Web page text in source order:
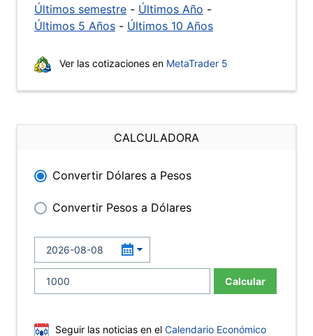
Últimos semestre - Últimos Año -
Últimos 5 Años - Últimos 10 Años
Ver las cotizaciones en MetaTrader 5
CALCULADORA
Convertir Dólares a Pesos
Convertir Pesos a Dólares
Calcular
Seguir las noticias en el Calendario Económico